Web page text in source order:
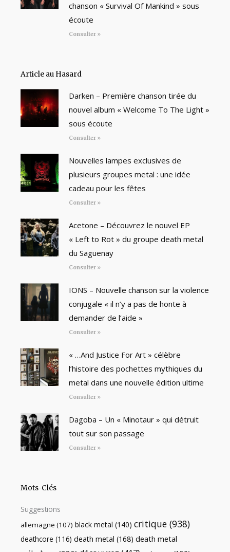
chanson « Survival Of Mankind » sous
écoute
Consulter »
Article au Hasard
Darken – Première chanson tirée du
nouvel album « Welcome To The Light »
sous écoute
Consulter »
Nouvelles lampes exclusives de
plusieurs groupes metal : une idée
cadeau pour les fêtes
Consulter »
Acetone – Découvrez le nouvel EP
« Left to Rot » du groupe death metal
du Saguenay
Consulter »
IONS – Nouvelle chanson sur la violence
conjugale « il n’y a pas de honte à
demander de l’aide »
Consulter »
« …And Justice For Art » célèbre
l’histoire des pochettes mythiques du
metal dans une nouvelle édition ultime
Consulter »
Dagoba – Un « Minotaur » qui détruit
tout sur son passage
Consulter »
Mots-Clés
Suggestions
allemagne (107) black metal (140) critique (938)
deathcore (116) death metal (168) death metal